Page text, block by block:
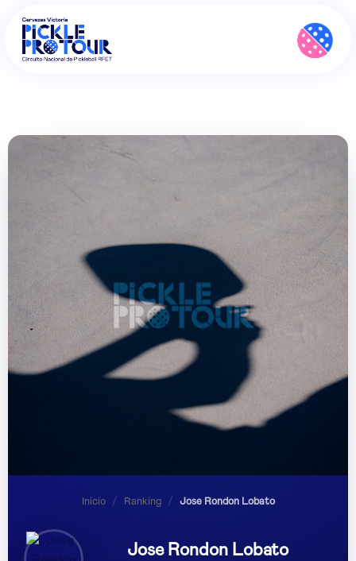
Inicio / Ranking / Jose Rondon Lobato
Jose Rondon Lobato